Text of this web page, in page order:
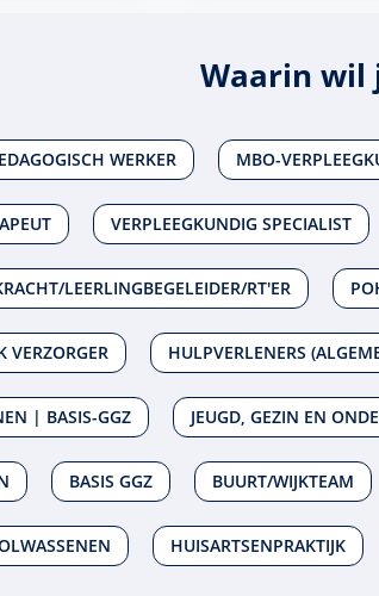
Waarin wil
WERKER MBO-
VERPLEEGKUNDIG SPECIALIST
LEERLINGBEGELEIDER/RT'ER
VERZORGER HULPVERLENERS
| BASIS-GGZ JEUGD, GEZIN EN
BASIS GGZ BUURT/WIJKTEAM
HUISARTSENPRAKTIJK